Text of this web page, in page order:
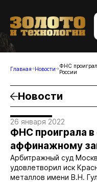
+7
Главная Новости
ФНС
России
Новости
26 января 2022
ФНС проиграла
аффинажному
Арбитражный суд
удовлетворил иск
металлов имени В.Н.